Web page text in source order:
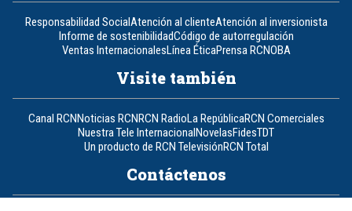
Responsabilidad SocialAtención al clienteAtención al inversionista
Informe de sostenibilidadCódigo de autorregulación
Ventas InternacionalesLínea ÉticaPrensa RCNOBA
Visite también
Canal RCNNoticias RCNRCN RadioLa RepúblicaRCN Comerciales
Nuestra Tele InternacionalNovelasFidesTDT
Un producto de RCN TelevisiónRCN Total
Contáctenos